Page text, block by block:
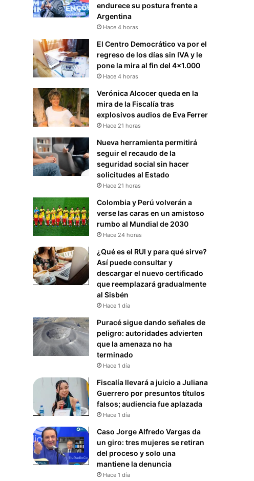
endurece su postura frente a
Argentina
Hace 4 horas
El Centro Democrático va por el
regreso de los días sin IVA y le
pone la mira al fin del 4×1.000
Hace 4 horas
Verónica Alcocer queda en la
mira de la Fiscalía tras
explosivos audios de Eva Ferrer
Hace 21 horas
Nueva herramienta permitirá
seguir el recaudo de la
seguridad social sin hacer
solicitudes al Estado
Hace 21 horas
Colombia y Perú volverán a
verse las caras en un amistoso
rumbo al Mundial de 2030
Hace 24 horas
¿Qué es el RUI y para qué sirve?
Así puede consultar y
descargar el nuevo certificado
que reemplazará gradualmente
al Sisbén
Hace 1 día
Puracé sigue dando señales de
peligro: autoridades advierten
que la amenaza no ha
terminado
Hace 1 día
Fiscalía llevará a juicio a Juliana
Guerrero por presuntos títulos
falsos; audiencia fue aplazada
Hace 1 día
Caso Jorge Alfredo Vargas da
un giro: tres mujeres se retiran
del proceso y solo una
mantiene la denuncia
Hace 1 día